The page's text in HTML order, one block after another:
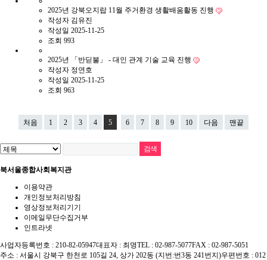
2025년 강북오지랍 11월 주거환경 생활배움활동 진행
작성자 김유진
작성일 2025-11-25
조회 993
2025년 「반딛불」 - 대인 관계 기술 교육 진행
작성자 정연호
작성일 2025-11-25
조회 963
처음 1 2 3 4 5 6 7 8 9 10 다음 맨끝
북서울종합사회복지관
이용약관
개인정보처리방침
영상정보처리기기
이메일무단수집거부
인트라넷
사업자등록번호 : 210-82-05947대표자 : 최명TEL : 02-987-5077FAX : 02-987-5051
주소 : 서울시 강북구 한천로 105길 24, 상가 202동 (지번:번3동 241번지)우편번호 : 012